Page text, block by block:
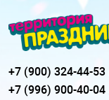
+7 (900) 324-44-53
+7 (996) 900-40-04